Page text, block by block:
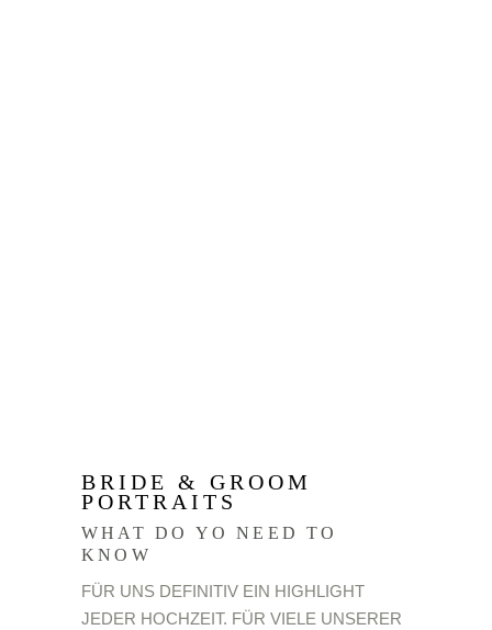
BRIDE & GROOM
PORTRAITS
WHAT DO YO NEED TO
KNOW
FÜR UNS DEFINITIV EIN HIGHLIGHT
JEDER HOCHZEIT. FÜR VIELE UNSERER